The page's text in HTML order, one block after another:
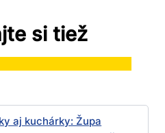
si tiež
aj kuchárky: Župa